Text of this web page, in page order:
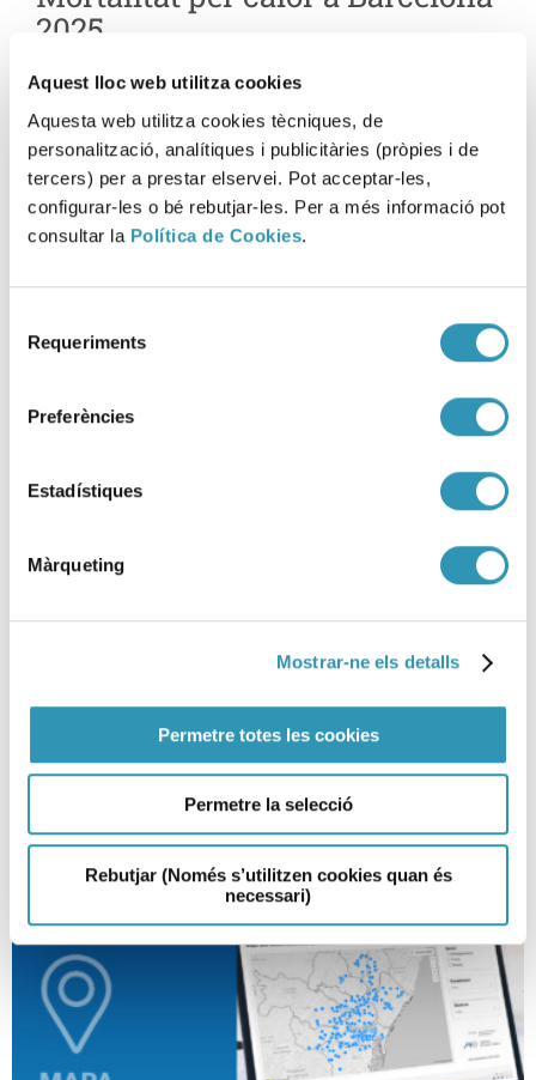
Aquest lloc web utilitza cookies
Aquesta web utilitza cookies tècniques, de
personalització, analítiques i publicitàries (pròpies i de
tercers) per a prestar elservei. Pot acceptar-les,
configurar-les o bé rebutjar-les. Per a més informació pot
consultar la Política de Cookies.
Requeriments
Preferències
Estadístiques
Màrqueting
Mostrar-ne els detalls
Permetre totes les cookies
Permetre la selecció
Rebutjar (Només s’utilitzen cookies quan és
necessari)
2025
23-02-2026
SALUT AMBIENTAL
atmosfèrica a l’avinguda